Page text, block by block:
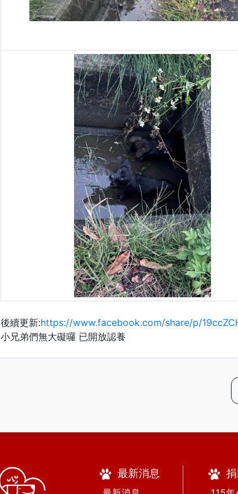
後續更新:https://www.facebook.com/share/p/
小兄弟們無大礙囉 已開放認養
最新消息